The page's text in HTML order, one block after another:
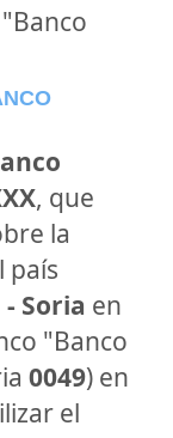
, que
la
país
Soria en
"Banco
0049) en
el